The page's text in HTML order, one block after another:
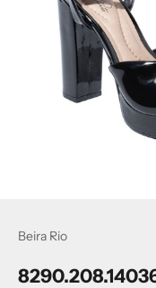
Beira Rio